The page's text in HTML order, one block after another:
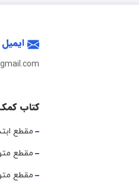
کتاب
مقطع
مقطع
مقطع